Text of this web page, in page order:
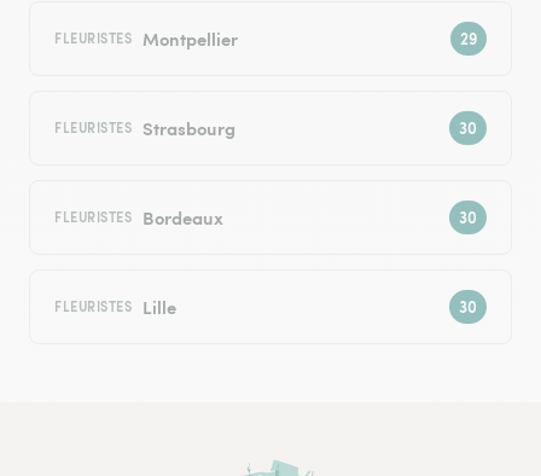
FLEURISTES Montpellier
FLEURISTES Strasbourg
FLEURISTES Bordeaux
FLEURISTES Lille